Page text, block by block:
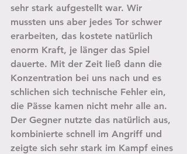
sehr stark aufgestellt war. Wir
mussten uns aber jedes Tor schwer
erarbeiten, das kostete natürlich
enorm Kraft, je länger das Spiel
dauerte. Mit der Zeit ließ dann die
Konzentration bei uns nach und es
schlichen sich technische Fehler ein,
die Pässe kamen nicht mehr alle an.
Der Gegner nutzte das natürlich aus,
kombinierte schnell im Angriff und
zeigte sich sehr stark im Kampf eines